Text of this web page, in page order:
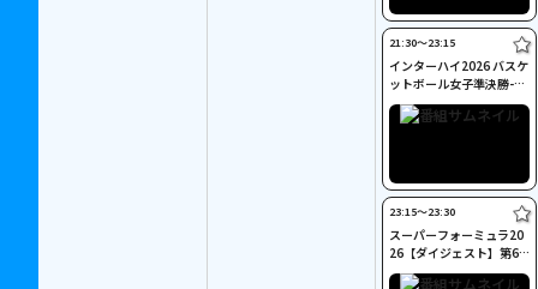
21:30〜23:15
インターハイ2026 バスケ
ットボール女子準決勝-1
桜花学園×東海大福岡
23:15〜23:30
スーパーフォーミュラ20
26【ダイジェスト】第6
戦 富士スピードウェイ